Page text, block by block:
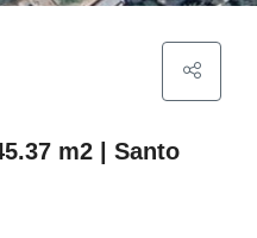
m2 | Santo